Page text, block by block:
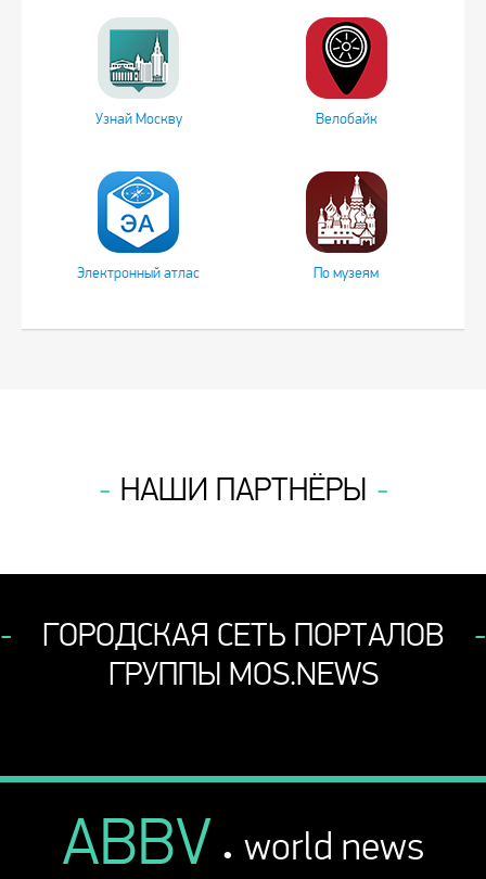
Узнай Москву Велобайк
Электронный атлас По музеям
НАШИ ПАРТНЁРЫ
ГОРОДСКАЯ СЕТЬ ПОРТАЛОВ
ГРУППЫ MOS.NEWS
ABBV . world news